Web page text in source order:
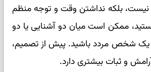
نیست، بلکه نداشتن وقت و توجه منظم
ممکن است میان دو آشنایی یا دو
یک شخص مردد باشید. پیش از تصمیم،
آرامش و ثبات بیشتری دارد.